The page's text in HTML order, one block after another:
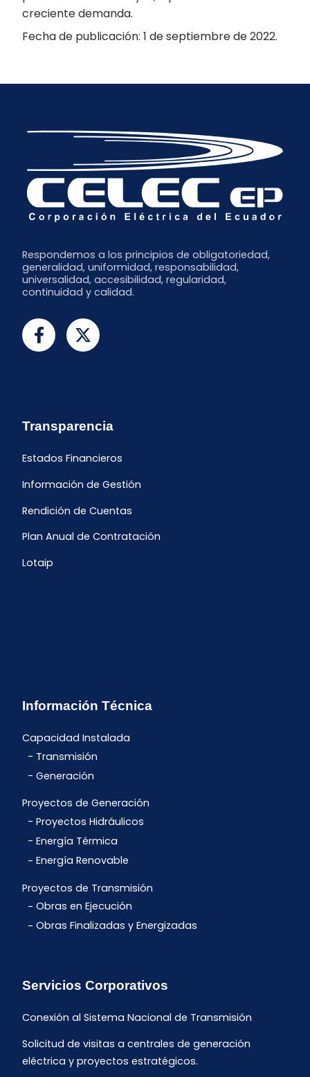
creciente demanda.
Fecha de publicación: 1 de septiembre de 2022.
Respondemos a los principios de obligatoriedad,
generalidad, uniformidad, responsabilidad,
universalidad, accesibilidad, regularidad,
continuidad y calidad.
Transparencia
Estados Financieros
Información de Gestión
Rendición de Cuentas
Plan Anual de Contratación
Lotaip
Información Técnica
Capacidad Instalada
Transmisión
Generación
Proyectos de Generación
Proyectos Hidráulicos
Energía Térmica
Energía Renovable
Proyectos de Transmisión
Obras en Ejecución
Obras Finalizadas y Energizadas
Servicios Corporativos
Conexión al Sistema Nacional de Transmisión
Solicitud de visitas a centrales de generación
eléctrica y proyectos estratégicos.